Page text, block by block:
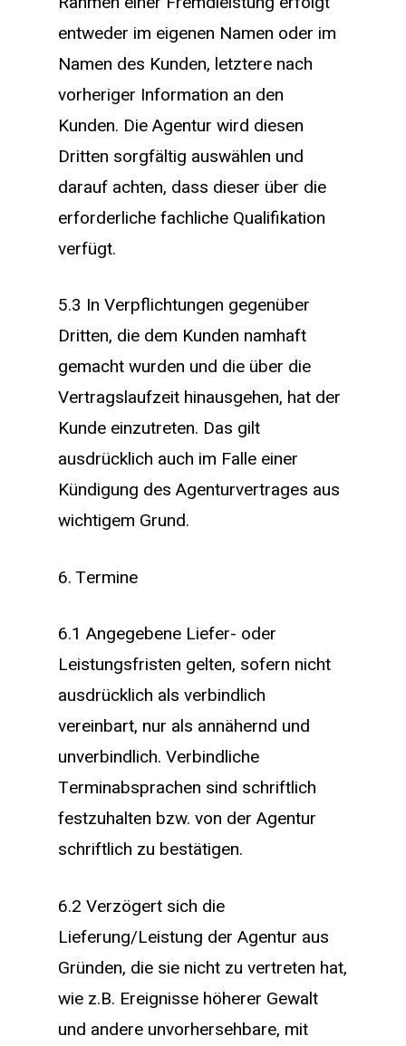
entweder im eigenen Namen oder im
Namen des Kunden, letztere nach
vorheriger Information an den
Kunden. Die Agentur wird diesen
Dritten sorgfältig auswählen und
darauf achten, dass dieser über die
erforderliche fachliche Qualifikation
verfügt.
5.3 In Verpflichtungen gegenüber
Dritten, die dem Kunden namhaft
gemacht wurden und die über die
Vertragslaufzeit hinausgehen, hat der
Kunde einzutreten. Das gilt
ausdrücklich auch im Falle einer
Kündigung des Agenturvertrages aus
wichtigem Grund.
6. Termine
6.1 Angegebene Liefer- oder
Leistungsfristen gelten, sofern nicht
ausdrücklich als verbindlich
vereinbart, nur als annähernd und
unverbindlich. Verbindliche
Terminabsprachen sind schriftlich
festzuhalten bzw. von der Agentur
schriftlich zu bestätigen.
6.2 Verzögert sich die
Lieferung/Leistung der Agentur aus
Gründen, die sie nicht zu vertreten hat,
wie z.B. Ereignisse höherer Gewalt
und andere unvorhersehbare, mit